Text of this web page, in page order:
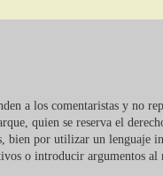
a los comentaristas y no
quien se reserva el
bien por utilizar un lenguaje
o introducir argumentos al